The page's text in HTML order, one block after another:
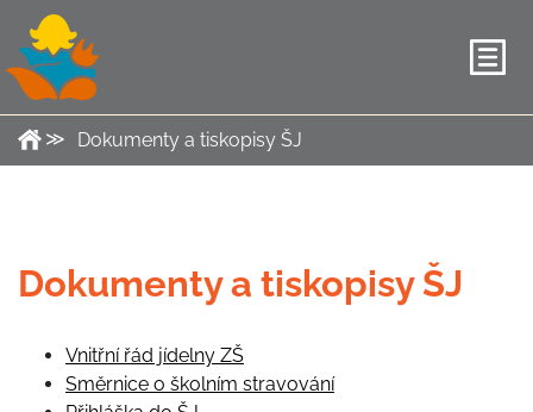
Dokumenty a tiskopisy ŠJ
Dokumenty a tiskopisy ŠJ
Vnitřní řád jídelny ZŠ
Směrnice o školním stravování